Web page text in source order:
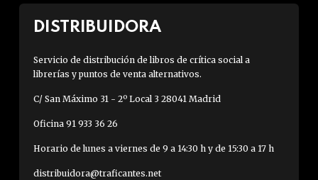
DISTRIBUIDORA
Servicio de distribución de libros de crítica social a
librerías y puntos de venta alternativos.
C/ San Máximo 31 - 2º Local 3 28041 Madrid
Oficina 91 933 36 26
Horario de lunes a viernes de 9 a 14:30 h y de 15:30 a 17 h
distribuidora@traficantes.net